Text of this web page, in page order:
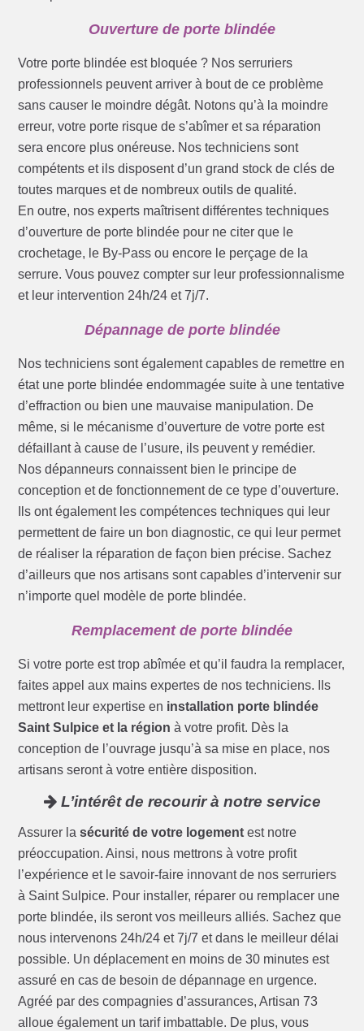
Ouverture de porte blindée
Votre porte blindée est bloquée ? Nos serruriers
professionnels peuvent arriver à bout de ce problème
sans causer le moindre dégât. Notons qu’à la moindre
erreur, votre porte risque de s’abîmer et sa réparation
sera encore plus onéreuse. Nos techniciens sont
compétents et ils disposent d’un grand stock de clés de
toutes marques et de nombreux outils de qualité.
En outre, nos experts maîtrisent différentes techniques
d’ouverture de porte blindée pour ne citer que le
crochetage, le By-Pass ou encore le perçage de la
serrure. Vous pouvez compter sur leur professionnalisme
et leur intervention 24h/24 et 7j/7.
Dépannage de porte blindée
Nos techniciens sont également capables de remettre en
état une porte blindée endommagée suite à une tentative
d’effraction ou bien une mauvaise manipulation. De
même, si le mécanisme d’ouverture de votre porte est
défaillant à cause de l’usure, ils peuvent y remédier.
Nos dépanneurs connaissent bien le principe de
conception et de fonctionnement de ce type d’ouverture.
Ils ont également les compétences techniques qui leur
permettent de faire un bon diagnostic, ce qui leur permet
de réaliser la réparation de façon bien précise. Sachez
d’ailleurs que nos artisans sont capables d’intervenir sur
n’importe quel modèle de porte blindée.
Remplacement de porte blindée
Si votre porte est trop abîmée et qu’il faudra la remplacer,
faites appel aux mains expertes de nos techniciens. Ils
mettront leur expertise en installation porte blindée
Saint Sulpice et la région à votre profit. Dès la
conception de l’ouvrage jusqu’à sa mise en place, nos
artisans seront à votre entière disposition.
L’intérêt de recourir à notre service
Assurer lasécurité de votre logement est notre
préoccupation. Ainsi, nous mettrons à votre profit
l’expérience et le savoir-faire innovant de nos serruriers
à Saint Sulpice. Pour installer, réparer ou remplacer une
porte blindée, ils seront vos meilleurs alliés. Sachez que
nous intervenons 24h/24 et 7j/7 et dans le meilleur délai
possible. Un déplacement en moins de 30 minutes est
assuré en cas de besoin de dépannage en urgence.
Agréé par des compagnies d’assurances, Artisan 73
alloue également un tarif imbattable. De plus, vous